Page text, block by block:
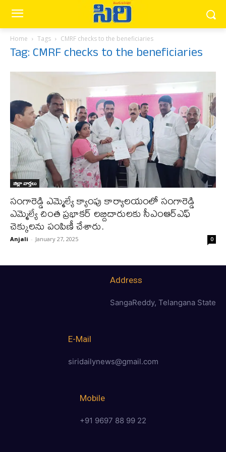
Home Tags CMRF checks to the beneficiaries
Tag: CMRF checks to the beneficiaries
జిల్లా వార్త‌లు
సంగారెడ్డి ఎమ్మెల్యే క్యాంపు కార్యాలయంలో సంగారెడ్డి
ఎమ్మెల్యే చింత ప్రభాకర్ లబ్దిదారులకు సీఎంఆర్ఎఫ్
చెక్కులను పంపిణీ చేశారు.
Anjali - January 27, 2025 0
Address
SangaReddy, Telangana State
E-Mail
siridailynews@gmail.com
Mobile
+91 9697 88 99 22